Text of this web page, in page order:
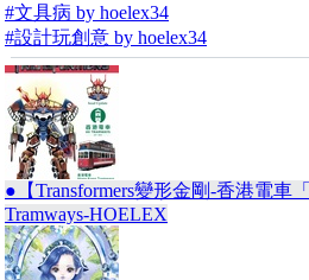
#文具病 by hoelex34
#設計玩創意 by hoelex34
●【Transformers變形金剛-香港電車
Tramways-HOELEX